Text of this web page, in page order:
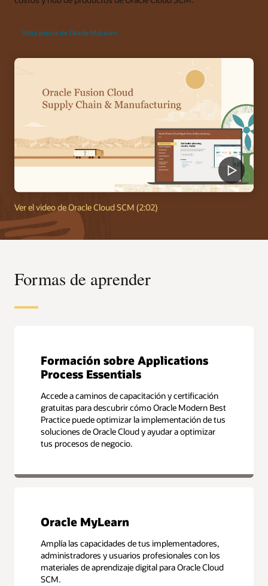
Vista previa de Oracle MyLearn
Ver el video de Oracle Cloud SCM (2:02)
Formas de aprender
Formación sobre Applications
Process Essentials
Accede a caminos de capacitación y certificación
gratuitas para descubrir cómo Oracle Modern Best
Practice puede optimizar la implementación de tus
soluciones de Oracle Cloud y ayudar a optimizar
tus procesos de negocio.
Oracle MyLearn
Amplía las capacidades de tus implementadores,
administradores y usuarios profesionales con los
materiales de aprendizaje digital para Oracle Cloud
SCM.